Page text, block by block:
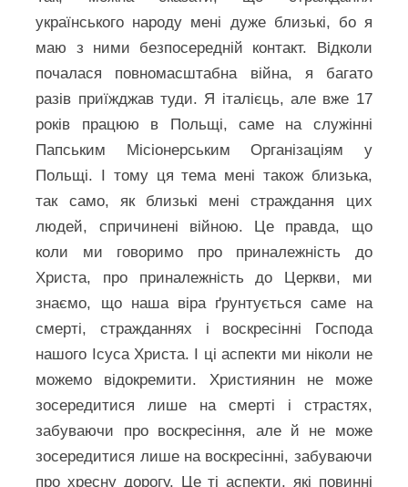
українського народу мені дуже близькі, бо я
маю з ними безпосередній контакт. Відколи
почалася повномасштабна війна, я багато
разів приїжджав туди. Я італієць, але вже 17
років працюю в Польщі, саме на служінні
Папським Місіонерським Організаціям у
Польщі. І тому ця тема мені також близька,
так само, як близькі мені страждання цих
людей, спричинені війною. Це правда, що
коли ми говоримо про приналежність до
Христа, про приналежність до Церкви, ми
знаємо, що наша віра ґрунтується саме на
смерті, стражданнях і воскресінні Господа
нашого Ісуса Христа. І ці аспекти ми ніколи не
можемо відокремити. Християнин не може
зосередитися лише на смерті і страстях,
забуваючи про воскресіння, але й не може
зосередитися лише на воскресінні, забуваючи
про хресну дорогу. Це ті аспекти, які повинні